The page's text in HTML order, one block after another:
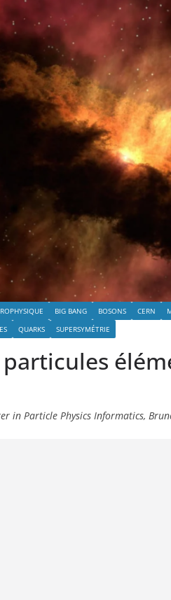
BIG BANG BOSONS CERN
QUARKS SUPERSYMÉTRIE
in Particle Physics Informatics,